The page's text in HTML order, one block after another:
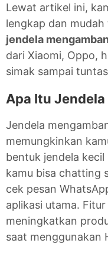
Lewat artikel ini,
lengkap dan
jendela
dari Xiaomi, Oppo,
simak sampai
Apa Itu
Jendela
memungkinkan
bentuk jendela kecil
kamu bisa chatting
cek pesan
aplikasi utama.
meningkatkan
saat menggunakan